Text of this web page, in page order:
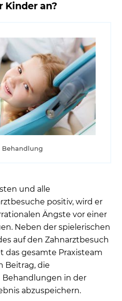
Kinder an?
Behandlung
und alle
positiv, wird er
Ängste vor einer
Neben der spielerischen
auf den Zahnarztbesuch
das gesamte Praxisteam
Beitrag, die
in der
abzuspeichern.